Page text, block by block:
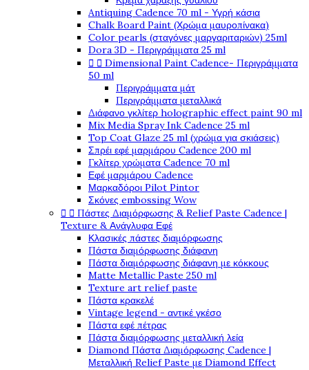
Antiquing Cadence 70 ml - Υγρή κάσια
Chalk Board Paint (Χρώμα μαυροπίνακα)
Color pearls (σταγόνες μαργαριταριών) 25ml
Dora 3D - Περιγράμματα 25 ml
  Dimensional Paint Cadence- Περιγράμματα
50 ml
Περιγράμματα μάτ
Περιγράμματα μεταλλικά
Διάφανο γκλίτερ holographic effect paint 90 ml
Mix Media Spray Ink Cadence 25 ml
Top Coat Glaze 25 ml (χρώμα για σκιάσεις)
Σπρέι εφέ μαρμάρου Cadence 200 ml
Γκλίτερ χρώματα Cadence 70 ml
Εφέ μαρμάρου Cadence
Μαρκαδόροι Pilot Pintor
Σκόνες embossing Wow
  Πάστες Διαμόρφωσης & Relief Paste Cadence |
Texture & Ανάγλυφα Εφέ
Κλασικές πάστες διαμόρφωσης
Πάστα διαμόρφωσης διάφανη
Πάστα διαμόρφωσης διάφανη με κόκκους
Matte Metallic Paste 250 ml
Texture art relief paste
Πάστα κρακελέ
Vintage legend - αντικέ γκέσο
Πάστα εφέ πέτρας
Πάστα διαμόρφωσης μεταλλική λεία
Diamond Πάστα Διαμόρφωσης Cadence |
Μεταλλική Relief Paste με Diamond Effect